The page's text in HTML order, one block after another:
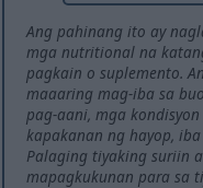
Ang pahinang ito ay
mga nutritional na
pagkain o suplemento.
maaaring mag-iba sa
pag-aani, mga
kapakanan ng hayop,
Palaging tiyaking suriin
mapagkukunan para sa